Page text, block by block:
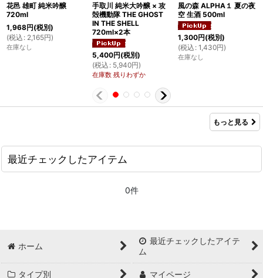
花邑 雄町 純米吟醸
720ml
1,968円(税別)
(税込 : 2,165円)
在庫なし
手取川 純米大吟醸 × 攻
殻機動隊 THE GHOST
IN THE SHELL
720ml×2本
5,400円(税別)
(税込 : 5,940円)
在庫数 残りわずか
風の森 ALPHA１ 夏の夜
空 生酒 500ml
1,300円(税別)
(税込 : 1,430円)
在庫なし
もっと見る
最近チェックしたアイテム
0件
ホーム
最近チェックしたアイテ
ム
タイプ別 マイページ